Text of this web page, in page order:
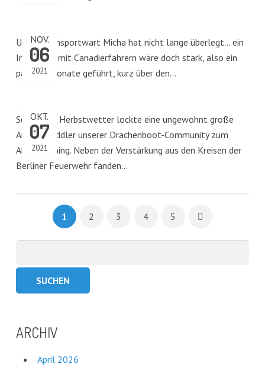
NOV.
06
2021
Unser Rennsportwart Micha hat nicht lange überlegt… ein
Indoorcup mit Canadierfahrern wäre doch stark, also ein
paar Telefonate geführt, kurz über den…
OKT.
07
2021
Schönstes Herbstwetter lockte eine ungewohnt große
Anzahl Paddler unserer Drachenboot-Community zum
Abendtraining. Neben der Verstärkung aus den Kreisen der
Berliner Feuerwehr fanden…
1 2 3 4 5
ARCHIV
April 2026